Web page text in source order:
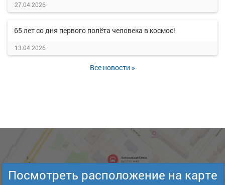
27.04.2026
65 лет со дня первого полёта человека в космос!
13.04.2026
Все новости »
Посмотреть расположение на карте